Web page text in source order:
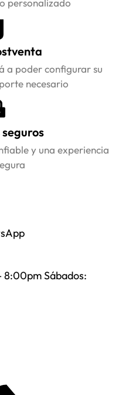
personalizado
a poder configurar su
necesario
seguros
y una experiencia
8:00pm Sábados: